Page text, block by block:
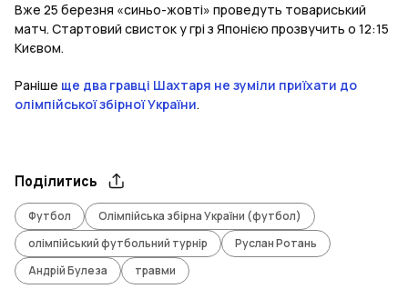
Вже 25 березня «синьо-жовті» проведуть товариський
матч. Стартовий свисток у грі з Японією прозвучить о 12:15
Києвом.
Раніше ще два гравці Шахтаря не зуміли приїхати до
олімпійської збірної України.
Поділитись
Футбол
Олімпійська збірна України (футбол)
олімпійський футбольний турнір
Руслан Ротань
Андрій Булеза
травми